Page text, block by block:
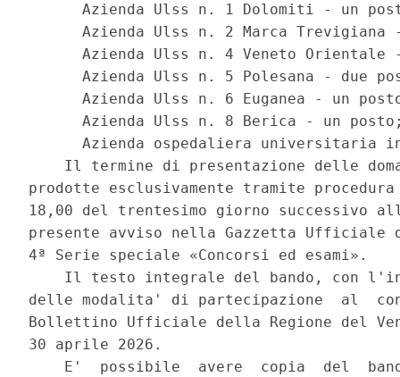
Azienda Ulss n. 1 Dolomiti - un
Azienda Ulss n. 2 Marca Trevigiana
Azienda Ulss n. 4 Veneto Orientale
Azienda Ulss n. 5 Polesana - due
Azienda Ulss n. 6 Euganea - un
Azienda Ulss n. 8 Berica - un
Azienda ospedaliera universitaria
Il termine di presentazione delle
prodotte esclusivamente tramite
18,00 del trentesimo giorno successivo
presente avviso nella Gazzetta
4ª Serie speciale «Concorsi ed esami».
Il testo integrale del bando, con
delle modalita' di partecipazione  al
Bollettino Ufficiale della Regione del
30 aprile 2026.
E'  possibile  avere  copia  del